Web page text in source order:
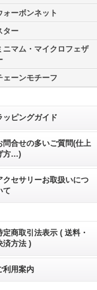
ォーボンネット
ター
ニマム・マイクロフェザ
ェーンモチーフ
ッピングガイド
問合せの多いご質問(仕上
方…)
クセサリーお取扱いにつ
て
定商取引法表示 ( 送料・
済方法 )
利用案内